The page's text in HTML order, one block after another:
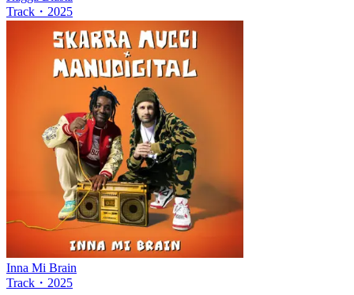
Track ・ 2025
Inna Mi Brain
Track ・ 2025